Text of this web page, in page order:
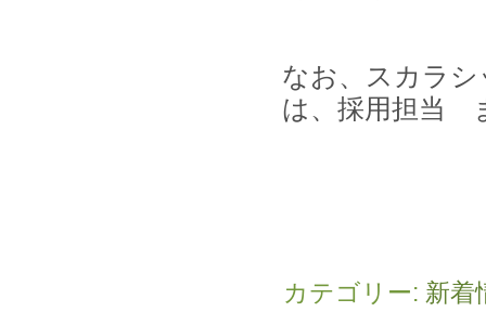
なお、スカラ
は、採用担当
カテゴリー: 新着